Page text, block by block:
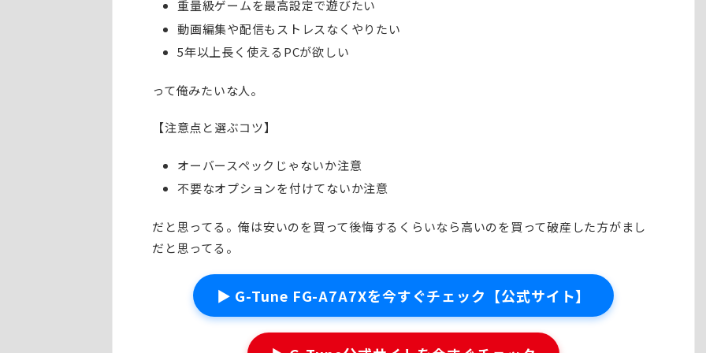
重量級ゲームを最高設定で遊びたい
動画編集や配信もストレスなくやりたい
5年以上長く使えるPCが欲しい
って俺みたいな人。
【注意点と選ぶコツ】
オーバースペックじゃないか注意
不要なオプションを付けてないか注意
だと思ってる。俺は安いのを買って後悔するくらいなら高いのを買って破産した方がまし
だと思ってる。
▶ G-Tune FG-A7A7Xを今すぐチェック【公式サイト】